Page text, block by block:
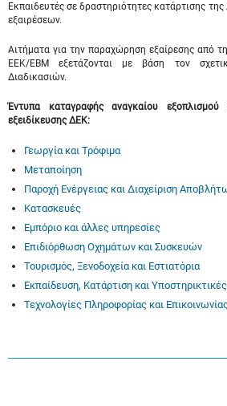
Εκπαιδευτές σε δραστηριότητες κατάρτισης
εξαιρέσεων.
Αιτήματα για την παραχώρηση εξαίρεσης από
ΕΕΚ/ΕΒΜ εξετάζονται με βάση τον
Διαδικασιών.
Έντυπα καταγραφής αναγκαίου
εξειδίκευσης ΔΕΚ:
Γεωργία και Τρόφιμα
Μεταποίηση
Παροχή Ενέργειας και Διαχείριση
Κατασκευές
Εμπόριο και άλλες υπηρεσίες
Επιδιόρθωση Οχημάτων και Συσκευών
Τουρισμός, Ξενοδοχεία και Εστιατόρια
Εκπαίδευση, Κατάρτιση και
Τεχνολογίες Πληροφορίας και